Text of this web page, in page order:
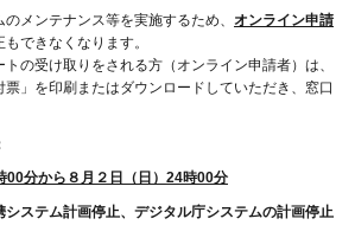
メンテナンス等を実施するため、 オンライン申請
もできなくなります。
の受け取りをされる方（オンライン申請者）は、
票」を印刷またはダウンロードしていただき、窓口
00分から８月２日（日）24時00分
テム計画停止、デジタル庁システムの計画停止